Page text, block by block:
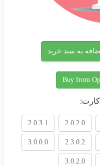
اضافه به سبد خرید
Buy from
کارت:
2.0.2.0
2.0.3.1
2.3.0.2
3.0.0.0
3.0.2.0